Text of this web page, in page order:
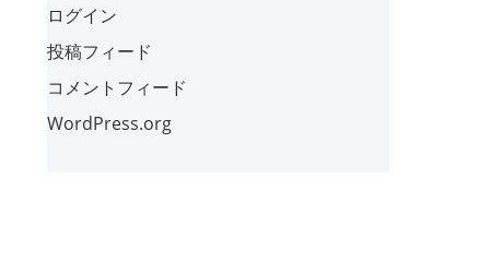
ログイン
投稿フィード
コメントフィード
WordPress.org